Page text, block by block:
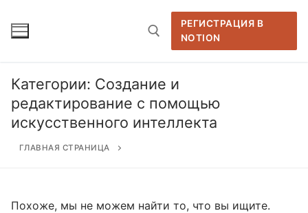
содержимому
Найти:
РЕГИСТРАЦИЯ В
NOTION
Категории: Создание и
редактирование с помощью
искусственного интеллекта
ГЛАВНАЯ СТРАНИЦА
Похоже, мы не можем найти то, что вы ищите.